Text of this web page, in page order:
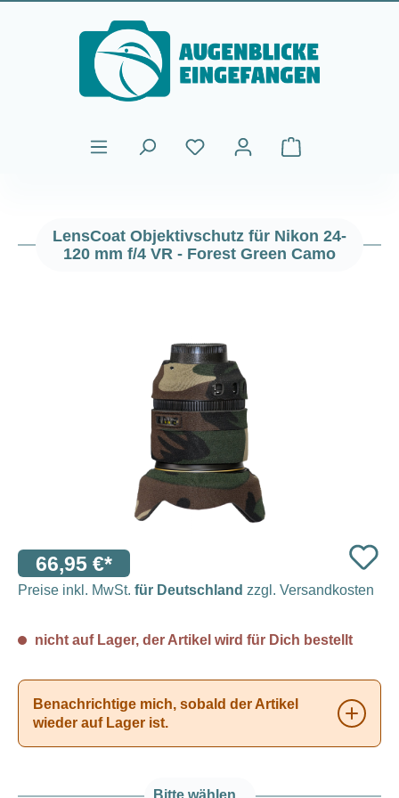
Zum Hauptinhalt springen
Warenkorb
LensCoat Objektivschutz für Nikon 24-
120 mm f/4 VR - Forest Green Camo
66,95 €*
Preise inkl. MwSt. für Deutschland zzgl. Versandkosten
nicht auf Lager, der Artikel wird für Dich bestellt
Benachrichtige mich, sobald der Artikel
wieder auf Lager ist.
Bitte wählen...